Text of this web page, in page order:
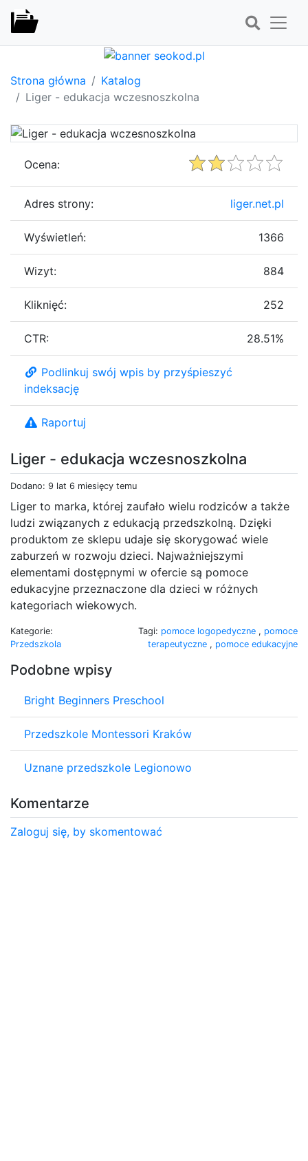
Strona główna
Katalog
Liger - edukacja wczesnoszkolna
Liger - edukacja wczesnoszkolna
Dodano: 9 lat 6 miesięcy temu
Liger to marka, której zaufało wielu rodziców a także
ludzi związanych z edukacją przedszkolną. Dzięki
produktom ze sklepu udaje się skorygować wiele
zaburzeń w rozwoju dzieci. Najważniejszymi
elementami dostępnymi w ofercie są pomoce
edukacyjne przeznaczone dla dzieci w różnych
kategoriach wiekowych.
Kategorie:
Przedszkola
Tagi: pomoce logopedyczne , pomoce
terapeutyczne , pomoce edukacyjne
Podobne wpisy
Bright Beginners Preschool
Przedszkole Montessori Kraków
Uznane przedszkole Legionowo
Komentarze
Zaloguj się, by skomentować
Ocena:
Adres strony: liger.net.pl
Wyświetleń: 1366
Wizyt: 884
Kliknięć: 252
CTR: 28.51%
Podlinkuj swój wpis by przyśpieszyć
indeksację
Raportuj